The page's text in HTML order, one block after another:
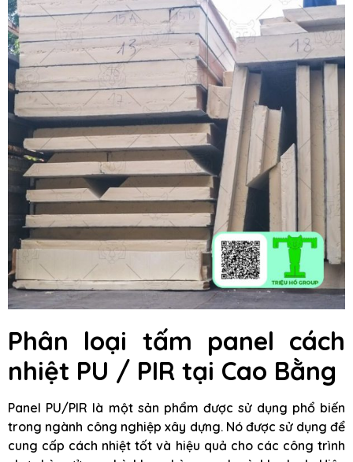
Phân loại tấm panel cách
nhiệt PU / PIR tại Cao Bằng
Panel PU/PIR là một sản phẩm được sử dụng phổ biến
trong ngành công nghiệp xây dựng. Nó được sử dụng để
cung cấp cách nhiệt tốt và hiệu quả cho các công trình